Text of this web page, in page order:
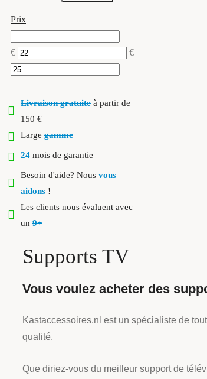
Prix
€ €
Livraison gratuite à partir de
150 €
Large gamme
24 mois de garantie
Besoin d'aide? Nous vous
aidons !
Les clients nous évaluent avec
un 9+
Supports TV
Vous voulez acheter des
Kastaccessoires.nl est un spécialiste de
qualité.
Que diriez-vous du meilleur support de